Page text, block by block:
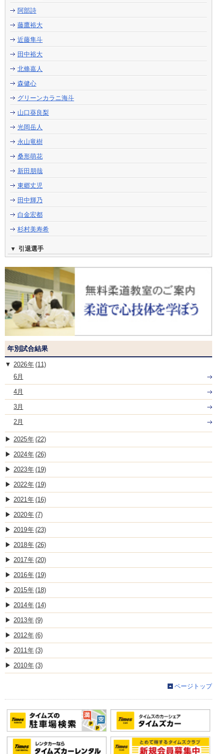
阿部詩
藤鷹裕大
近藤隼斗
田中裕大
北條嘉人
森健心
グリーンカラニ海斗
山口葵良梨
光岡岳人
永山竜樹
桑形萌花
新田朋哉
東郷丈児
田中輝乃
白金宏都
杉村美寿希
引退選手
年別試合結果
2026
(11)
6月
4月
3月
2月
2025 (22)
2024 (26)
2023 (19)
2022 (19)
2021 (16)
2020 (7)
2019 (23)
2018 (26)
2017 (20)
2016 (19)
2015 (18)
2014 (14)
2013 (9)
2012 (6)
2011 (3)
2010 (3)
ページトップ